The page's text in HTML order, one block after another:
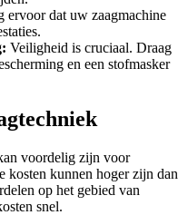
ervoor dat uw zaagmachine
Veiligheid is cruciaal. Draag
en een stofmasker
voordelig zijn voor
kosten kunnen hoger zijn dan
op het gebied van
snel.